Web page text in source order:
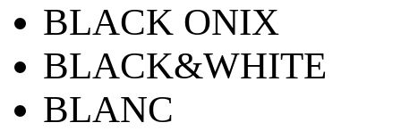
BLACK ONIX
BLACK&WHITE
BLANC